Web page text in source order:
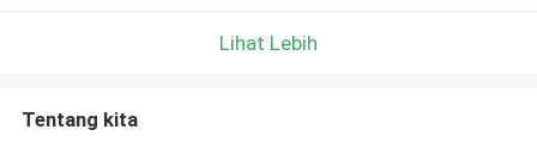
Lihat Lebih
Tentang kita